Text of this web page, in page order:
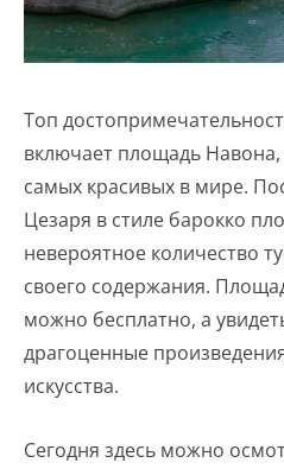
Топ
включает площадь
самых красивых в мире.
Цезаря в стиле барокко
невероятное количество
своего содержания.
можно бесплатно, а
драгоценные
искусства.
Сегодня здесь можно